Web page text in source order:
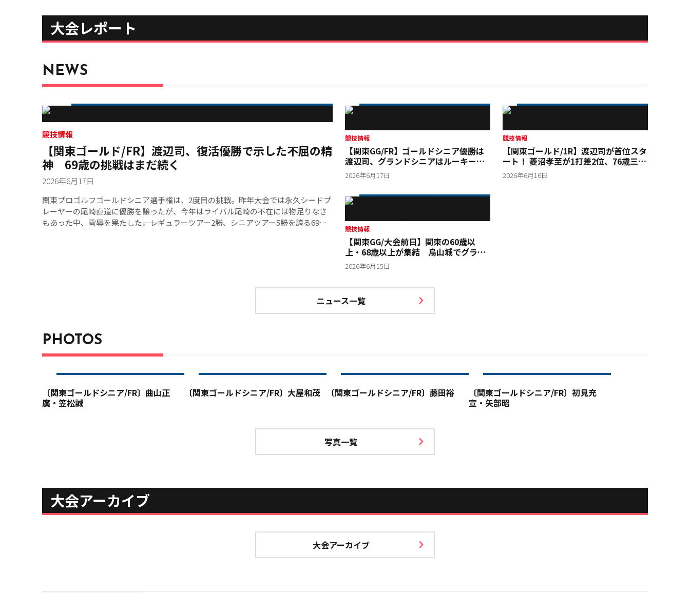
大会レポート
NEWS
競技情報
【関東ゴールド/FR】渡辺司、復活優勝で示した不屈の精
神 69歳の挑戦はまだ続く
2026年6月17日
関東プロゴルフゴールドシニア選手権は、2度目の挑戦。昨年大会では永久シードプ
レーヤーの尾崎直道に優勝を譲ったが、今年はライバル尾崎の不在には物足りなさ
もあった中、雪辱を果たした―――。レギュラーツアー2勝、シニアツアー5勝を誇る69歳
競技情報
【関東GG/FR】ゴールドシニア優勝は
渡辺司、グランドシニアはルーキー鈴
木亨が優勝
2026年6月17日
競技情報
【関東ゴールド/1R】渡辺司が首位スタ
ート！ 菱沼孝至が1打差2位、76歳三澤
利行も3位タイに浮上し混戦模様
2026年6月16日
競技情報
【関東GG/大会前日】関東の60歳以
上・68歳以上が集結 烏山城でグラン
ド＆ゴールドシニア開催
2026年6月15日
ニュース一覧
PHOTOS
〔関東ゴールドシニア/FR〕曲山正
廣・笠松誠
〔関東ゴールドシニア/FR〕大屋和茂 〔関東ゴールドシニア/FR〕藤田裕
〔関東ゴールドシニア/FR〕初見充
宣・矢部昭
写真一覧
大会アーカイブ
大会アーカイブ